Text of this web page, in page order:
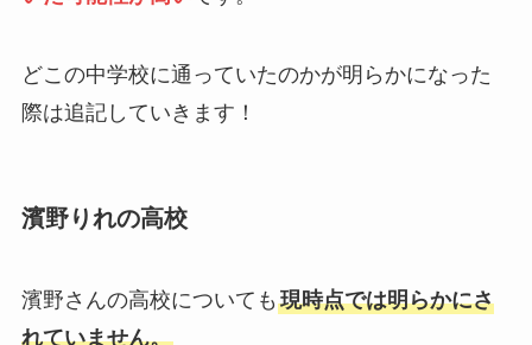
どこの中学校に通っていたのかが明らかになった
際は追記していきます！
濱野りれの高校
濱野さんの高校についても 現時点では明らかにさ
れていません。